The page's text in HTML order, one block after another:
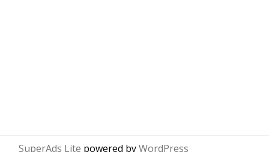
SuperAds Lite powered byWordPress